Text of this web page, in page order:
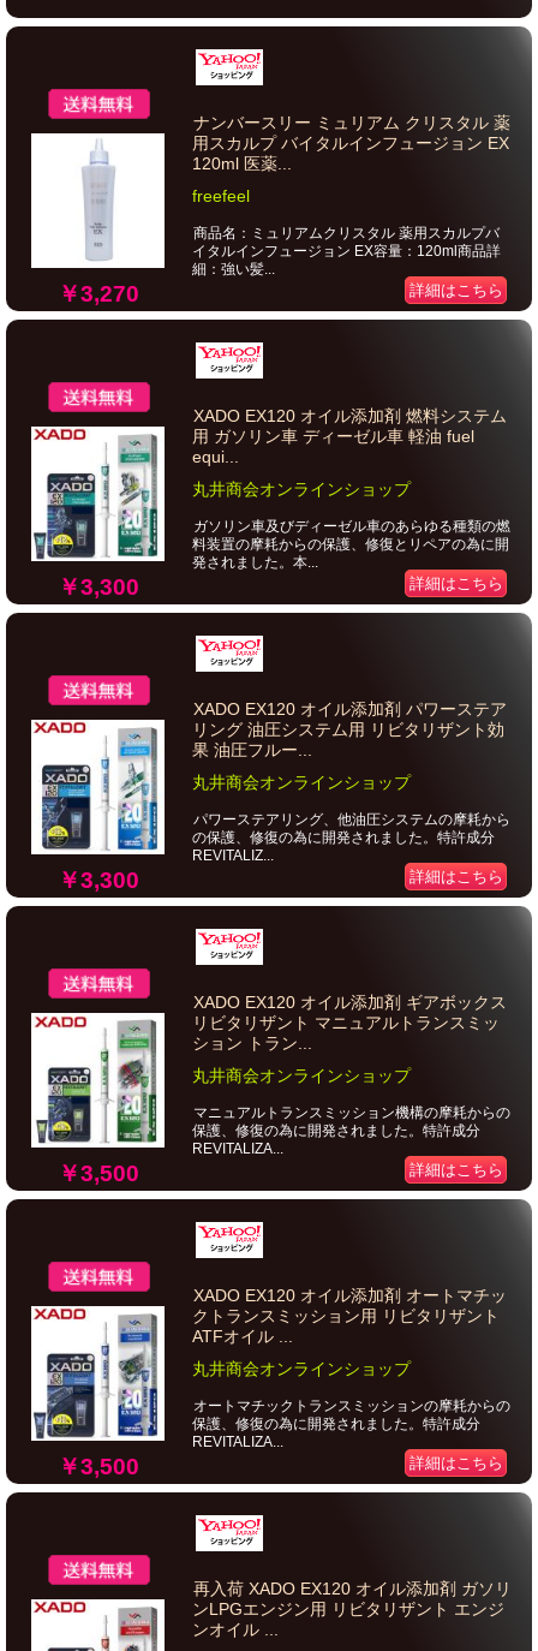
￥3,270
ナンバースリー ミュリアム クリスタル 薬
用スカルプ バイタルインフュージョン EX
120ml 医薬...
freefeel
商品名：ミュリアムクリスタル 薬用スカルプバ
イタルインフュージョン EX容量：120ml商品詳
細：強い髪...
詳細はこちら
￥3,300
XADO EX120 オイル添加剤 燃料システム
用 ガソリン車 ディーゼル車 軽油 fuel
equi...
丸井商会オンラインショップ
ガソリン車及びディーゼル車のあらゆる種類の燃
料装置の摩耗からの保護、修復とリペアの為に開
発されました。本...
詳細はこちら
￥3,300
XADO EX120 オイル添加剤 パワーステア
リング 油圧システム用 リビタリザント効
果 油圧フルー...
丸井商会オンラインショップ
パワーステアリング、他油圧システムの摩耗から
の保護、修復の為に開発されました。特許成分
REVITALIZ...
詳細はこちら
￥3,500
XADO EX120 オイル添加剤 ギアボックス
リビタリザント マニュアルトランスミッ
ション トラン...
丸井商会オンラインショップ
マニュアルトランスミッション機構の摩耗からの
保護、修復の為に開発されました。特許成分
REVITALIZA...
詳細はこちら
￥3,500
XADO EX120 オイル添加剤 オートマチッ
クトランスミッション用 リビタリザント
ATFオイル ...
丸井商会オンラインショップ
オートマチックトランスミッションの摩耗からの
保護、修復の為に開発されました。特許成分
REVITALIZA...
詳細はこちら
再入荷 XADO EX120 オイル添加剤 ガソリ
ンLPGエンジン用 リビタリザント エンジ
ンオイル ...